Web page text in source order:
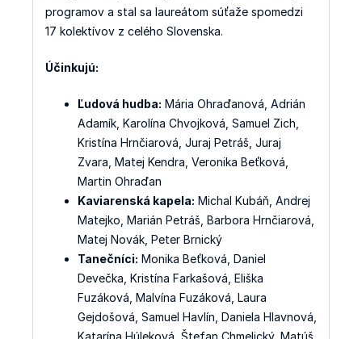
programov a stal sa laureátom súťaže spomedzi
17 kolektívov z celého Slovenska.
Účinkujú:
Ľudová hudba: Mária Ohraďanová, Adrián
Adamík, Karolína Chvojková, Samuel Zich,
Kristína Hrnčiarová, Juraj Petráš, Juraj
Zvara, Matej Kendra, Veronika Beťková,
Martin Ohraďan
Kaviarenská kapela: Michal Kubáň, Andrej
Matejko, Marián Petráš, Barbora Hrnčiarová,
Matej Novák, Peter Brnický
Tanečníci: Monika Beťková, Daniel
Devečka, Kristína Farkašová, Eliška
Fuzáková, Malvína Fuzáková, Laura
Gejdošová, Samuel Havlín, Daniela Hlavnová,
Katarína Húleková, Štefan Chmelický, Matúš